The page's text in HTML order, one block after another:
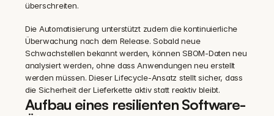
überschreiten.
Die Automatisierung unterstützt zudem die kontinuierliche
Überwachung nach dem Release. Sobald neue
Schwachstellen bekannt werden, können SBOM-Daten neu
analysiert werden, ohne dass Anwendungen neu erstellt
werden müssen. Dieser Lifecycle-Ansatz stellt sicher, dass
die Sicherheit der Lieferkette aktiv statt reaktiv bleibt.
Aufbau eines resilienten Software-